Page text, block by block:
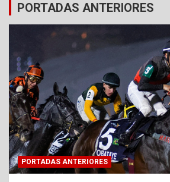
PORTADAS ANTERIORES
PORTADAS ANTERIORES